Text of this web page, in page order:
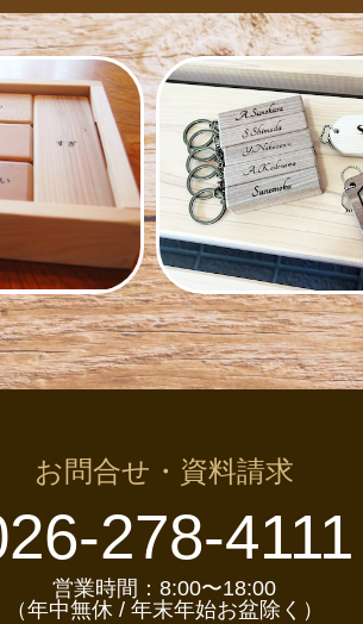
お問合せ・資料請求
278-4111
営業時間：8:00〜18:00
（年中無休 / 年末年始お盆除く）